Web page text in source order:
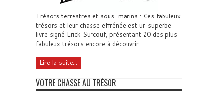
Trésors terrestres et sous-marins : Ces fabuleux
trésors et leur chasse effrénée est un superbe
livre signé Erick Surcouf, présentant 20 des plus
fabuleux trésors encore à découvrir.
Lire la suite...
VOTRE CHASSE AU TRÉSOR